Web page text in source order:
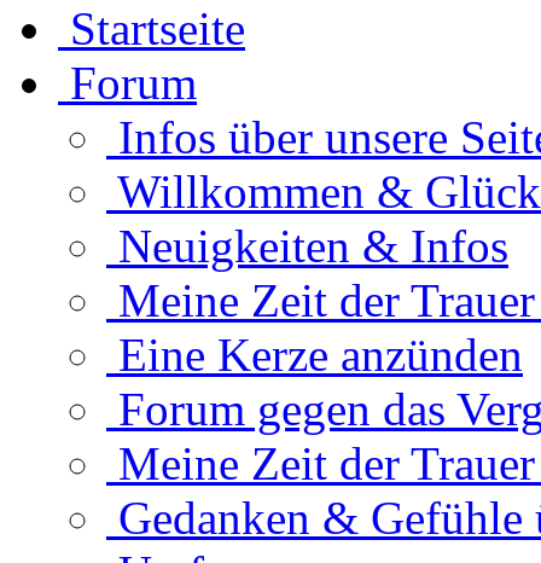
Startseite
Forum
Infos über unsere
Willkommen &
Neuigkeiten & Infos
Meine Zeit der
Eine Kerze anzünden
Forum gegen das
Meine Zeit der
Gedanken & Gefühle